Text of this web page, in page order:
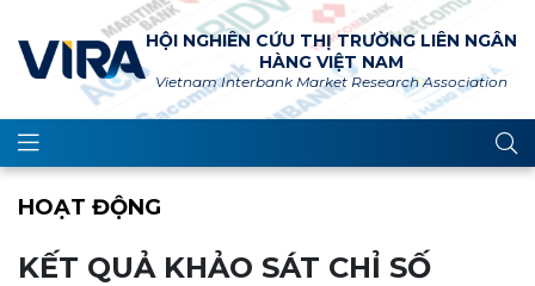
HỘI NGHIÊN CỨU THỊ TRƯỜNG LIÊN NGÂN
HÀNG VIỆT NAM
Vietnam Interbank Market Research Association
HOẠT ĐỘNG
KẾT QUẢ KHẢO SÁT CHỈ SỐ